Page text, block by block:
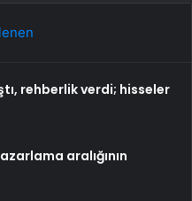
rehberlik verdi; hisseler
aralığının